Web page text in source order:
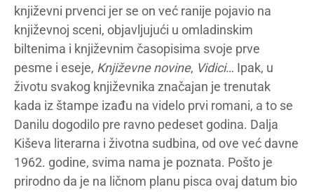
književni prvenci jer se on već ranije pojavio na
književnoj sceni, objavljujući u omladinskim
biltenima i književnim časopisima svoje prve
pesme i eseje, Književne novine, Vidici… Ipak, u
životu svakog književnika značajan je trenutak
kada iz štampe izađu na videlo prvi romani, a to se
Danilu dogodilo pre ravno pedeset godina. Dalja
Kiševa literarna i životna sudbina, od ove već davne
1962. godine, svima nama je poznata. Pošto je
prirodno da je na ličnom planu pisca ovaj datum bio